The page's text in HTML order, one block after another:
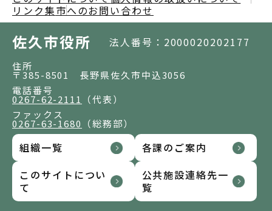
リンク集市へのお問い合わせ
佐久市役所 法人番号：2000020202177
住所
〒385-8501 長野県佐久市中込3056
電話番号
0267-62-2111
（代表）
ファックス
0267-63-1680 （総務部）
組織一覧
各課のご案内
このサイトについ
て
公共施設連絡先一
覧